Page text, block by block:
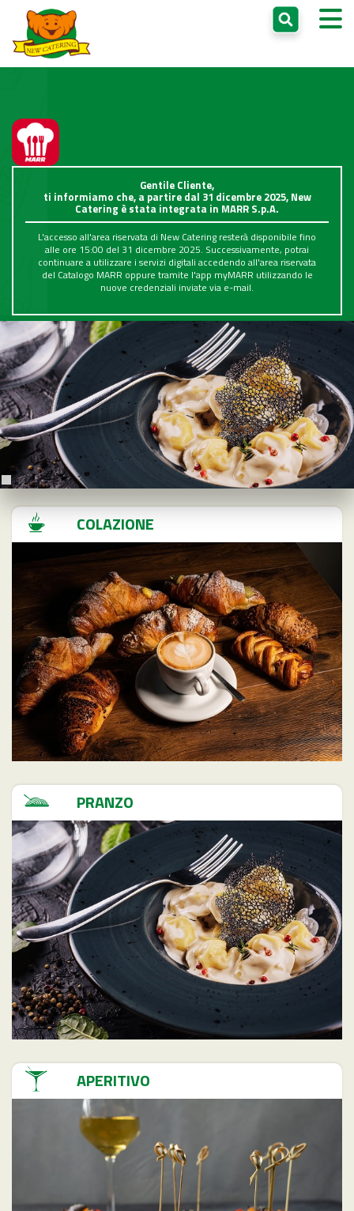
Gentile Cliente,
ti informiamo che, a partire dal 31 dicembre 2025, New
Catering è stata integrata in MARR S.p.A.
L'accesso all'area riservata di New Catering resterà disponibile fino
alle ore 15:00 del 31 dicembre 2025. Successivamente, potrai
continuare a utilizzare i servizi digitali accedendo all'area riservata
del Catalogo MARR oppure tramite l'app myMARR utilizzando le
nuove credenziali inviate via e-mail.
COLAZIONE
PRANZO
APERITIVO